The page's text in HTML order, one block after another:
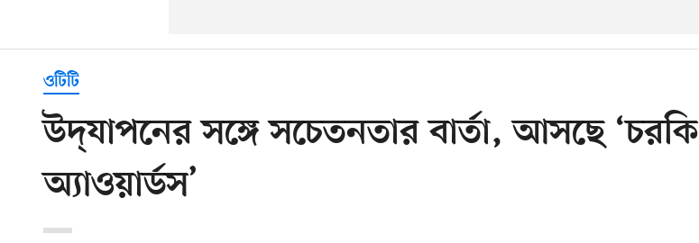
ওটিটি
উদ্‌যাপনের সঙ্গে সচেতনতার বার্তা, আসছে ‘চরকি
অ্যাওয়ার্ডস’